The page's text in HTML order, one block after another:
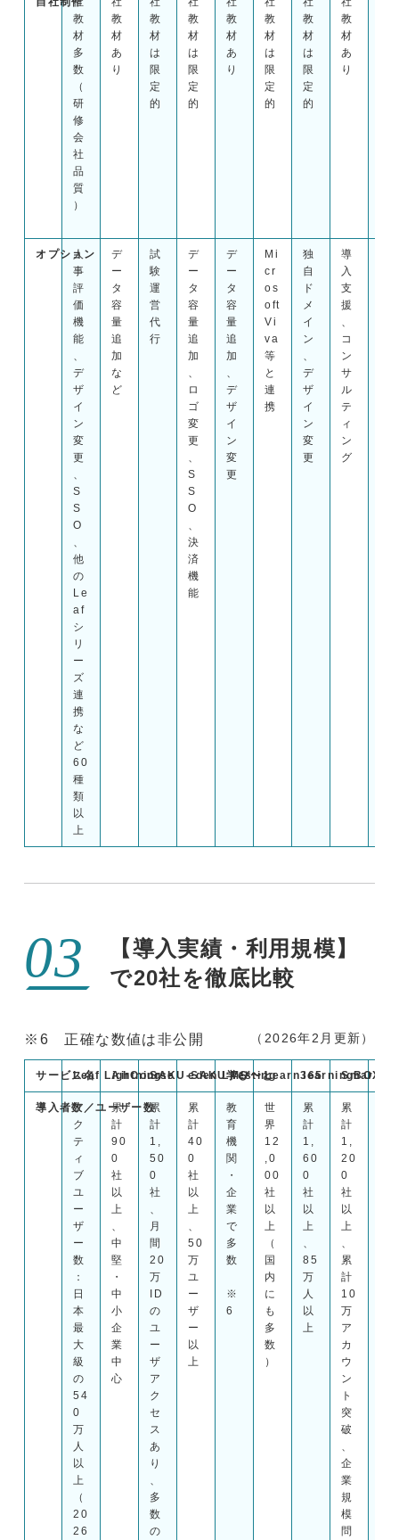
教
材
多
数
（
研
修
会
社
品
質
）
教
材
あ
り
教
材
は
限
定
的
教
材
は
限
定
的
教
材
あ
り
教
材
は
限
定
的
教
材
は
限
定
的
教
材
あ
り
オプション
人
事
評
価
機
能
デ
ザ
イ
ン
変
更
S
S
O
他
の
Le
af
シ
リ
ー
ズ
連
携
な
ど
60
種
類
以
上
デ
ー
タ
容
量
追
加
な
ど
試
験
運
営
代
行
デ
ー
タ
容
量
追
加
ロ
ゴ
変
更
S
S
O
決
済
機
能
デ
ー
タ
容
量
追
加
デ
ザ
イ
ン
変
更
Mi
cr
os
oft
Vi
va
等
と
連
携
独
自
ド
メ
イ
ン
デ
ザ
イ
ン
変
更
導
入
支
援
コ
ン
サ
ル
テ
ィ
ン
グ
【導入実績・利用規模】
で20社を徹底比較
※6 正確な数値は非公開 （2026年2月更新）
サービス名Leaf Lightning
AirCourseSAKU-SAKU Testing
eden LMS学び〜とLearn365learningBOX
Smart
導入者数／ユーザー数
ア
ク
テ
ィ
ブ
ユ
ー
ザ
ー
数
：
日
本
最
大
級
の
54
0
万
人
以
上
（
20
26
累
計
90
0
社
以
上
中
堅
・
中
小
企
業
中
心
累
計
1,
50
0
社
月
間
20
万
ID
の
ユ
ー
ザ
ア
ク
セ
ス
あ
り
多
数
の
累
計
40
0
社
以
上
50
万
ユ
ー
ザ
ー
以
上
教
育
機
関
・
企
業
で
多
数
※
6
世
界
12
,0
00
社
以
上
（
国
内
に
も
多
数
）
累
計
1,
60
0
社
以
上
85
万
人
以
上
累
計
1,
20
0
社
以
上
累
計
10
万
ア
カ
ウ
ン
ト
突
破
企
業
規
模
問